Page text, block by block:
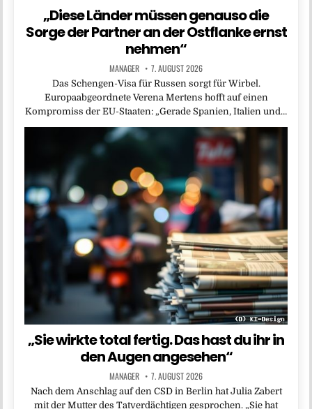
„Diese Länder müssen genauso die
Sorge der Partner an der Ostflanke ernst
nehmen“
MANAGER 7. AUGUST 2026
Das Schengen-Visa für Russen sorgt für Wirbel.
Europaabgeordnete Verena Mertens hofft auf einen
Kompromiss der EU-Staaten: „Gerade Spanien, Italien und…
„Sie wirkte total fertig. Das hast du ihr in
den Augen angesehen“
MANAGER 7. AUGUST 2026
Nach dem Anschlag auf den CSD in Berlin hat Julia Zabert
mit der Mutter des Tatverdächtigen gesprochen. „Sie hat